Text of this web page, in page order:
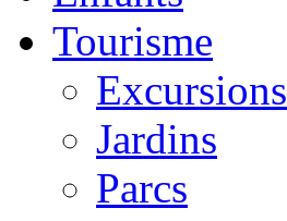
Tourisme
Excursions
Jardins
Parcs